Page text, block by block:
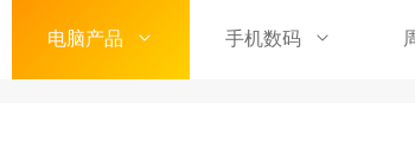
电脑产品 手机数码